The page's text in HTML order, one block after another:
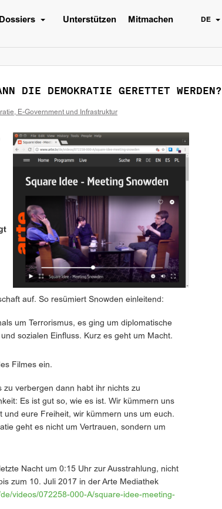
Dossiers Unterstützen Mitmachen DE
DIE DEMOKRATIE GERETTET WERDEN?
E-Government und Infrastruktur
auf. So resümiert Snowden einleitend:
um Terrorismus, es ging um diplomatische
sozialen Einfluss. Kurz es geht um Macht.
Filmes ein.
verbergen dann habt ihr nichts zu
Es ist gut so, wie es ist. Wir kümmern uns
und eure Freiheit, wir kümmern uns um euch.
geht es nicht um Vertrauen, sondern um
Nacht um 0:15 Uhr zur Ausstrahlung, nicht
zum 10. Juli 2017 in der Arte Mediathek
videos/072258-000-A/square-idee-meeting-